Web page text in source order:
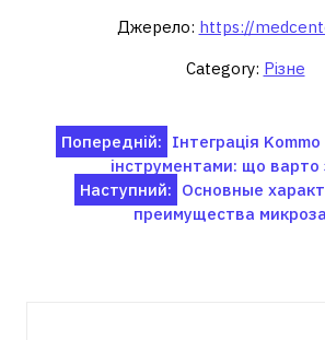
Джерело: https://
Category: Різне
Навігація
записів
Попередній: Інтеграція
інструментами: що варто
Наступний: Основные
преимущества